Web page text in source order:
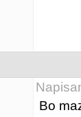
Bo